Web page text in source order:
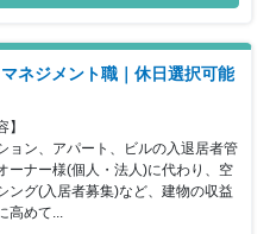
することとなりました。豊富な
います。西武グループにおける
線沿線を中心に幅広いエリアで
積みキャリアアップや様々な商
環境です。平均残業時間も20～
なども充実しており、ワークバ
ネジメント職｜休日選択可能
】
ョン、アパート、ビルの入退居者管
ーナー様(個人・法人)に代わり、空
ング(入居者募集)など、建物の収益
高めて...